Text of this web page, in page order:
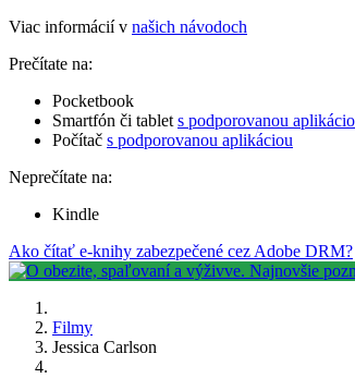
Viac informácií v našich návodoch
Prečítate na:
Pocketbook
Smartfón či tablet s podporovanou
Počítač s podporovanou aplikáciou
Neprečítate na:
Kindle
Ako čítať e-knihy zabezpečené cez Adobe DRM?
Filmy
Jessica Carlson